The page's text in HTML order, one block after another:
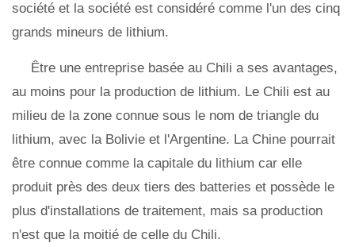
société et la société est considéré comme l'un des cinq
grands mineurs de lithium.
Être une entreprise basée au Chili a ses avantages,
au moins pour la production de lithium. Le Chili est au
milieu de la zone connue sous le nom de triangle du
lithium, avec la Bolivie et l'Argentine. La Chine pourrait
être connue comme la capitale du lithium car elle
produit près des deux tiers des batteries et possède le
plus d'installations de traitement, mais sa production
n'est que la moitié de celle du Chili.